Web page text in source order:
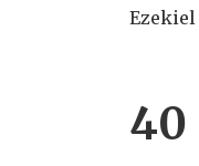
Ezekiel
40